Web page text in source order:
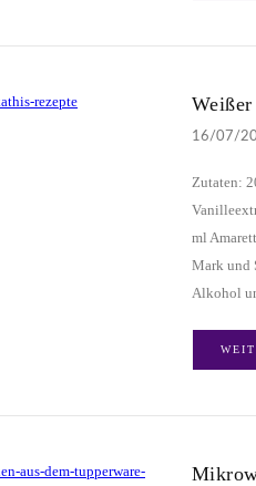
16/07/
Zutaten:
ml
Mark und
Alkohol